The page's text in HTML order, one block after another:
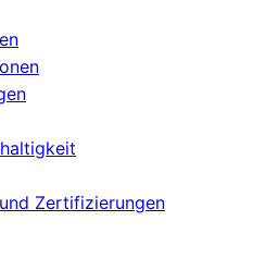
Zertifizierungen